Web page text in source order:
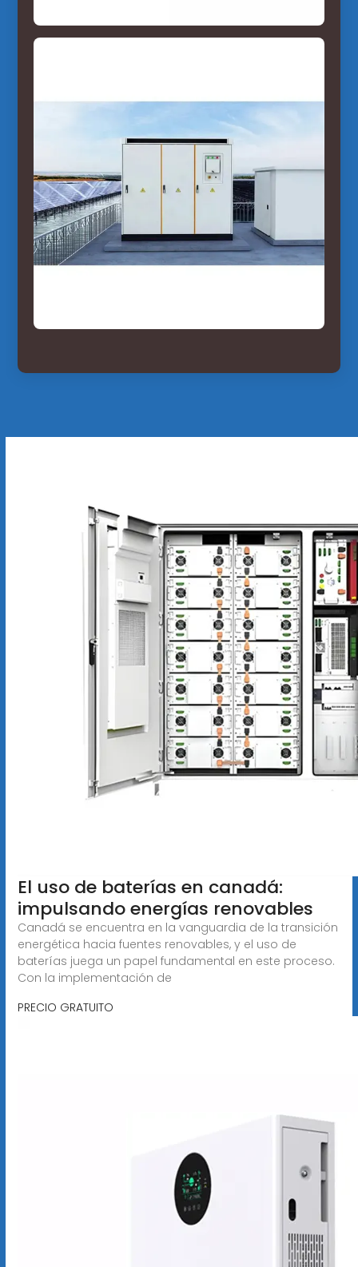
El uso de baterías en canadá:
impulsando energías renovables
Canadá se encuentra en la vanguardia de la transición
energética hacia fuentes renovables, y el uso de
baterías juega un papel fundamental en este proceso.
Con la implementación de
PRECIO GRATUITO